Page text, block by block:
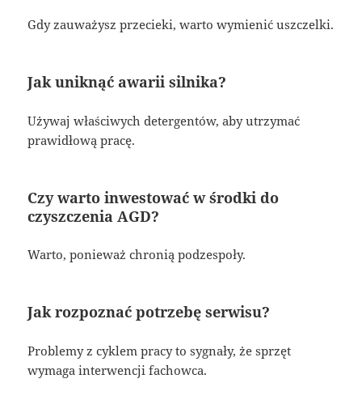
Gdy zauważysz przecieki, warto wymienić uszczelki.
Jak uniknąć awarii silnika?
Używaj właściwych detergentów, aby utrzymać
prawidłową pracę.
Czy warto inwestować w środki do
czyszczenia AGD?
Warto, ponieważ chronią podzespoły.
Jak rozpoznać potrzebę serwisu?
Problemy z cyklem pracy to sygnały, że sprzęt
wymaga interwencji fachowca.